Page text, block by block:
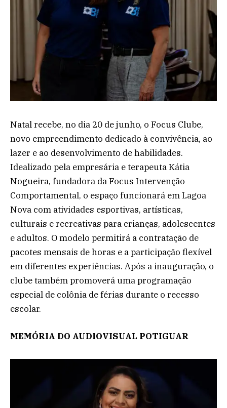
Natal recebe, no dia 20 de junho, o Focus Clube,
novo empreendimento dedicado à convivência, ao
lazer e ao desenvolvimento de habilidades.
Idealizado pela empresária e terapeuta Kátia
Nogueira, fundadora da Focus Intervenção
Comportamental, o espaço funcionará em Lagoa
Nova com atividades esportivas, artísticas,
culturais e recreativas para crianças, adolescentes
e adultos. O modelo permitirá a contratação de
pacotes mensais de horas e a participação flexível
em diferentes experiências. Após a inauguração, o
clube também promoverá uma programação
especial de colônia de férias durante o recesso
escolar.
MEMÓRIA DO AUDIOVISUAL POTIGUAR